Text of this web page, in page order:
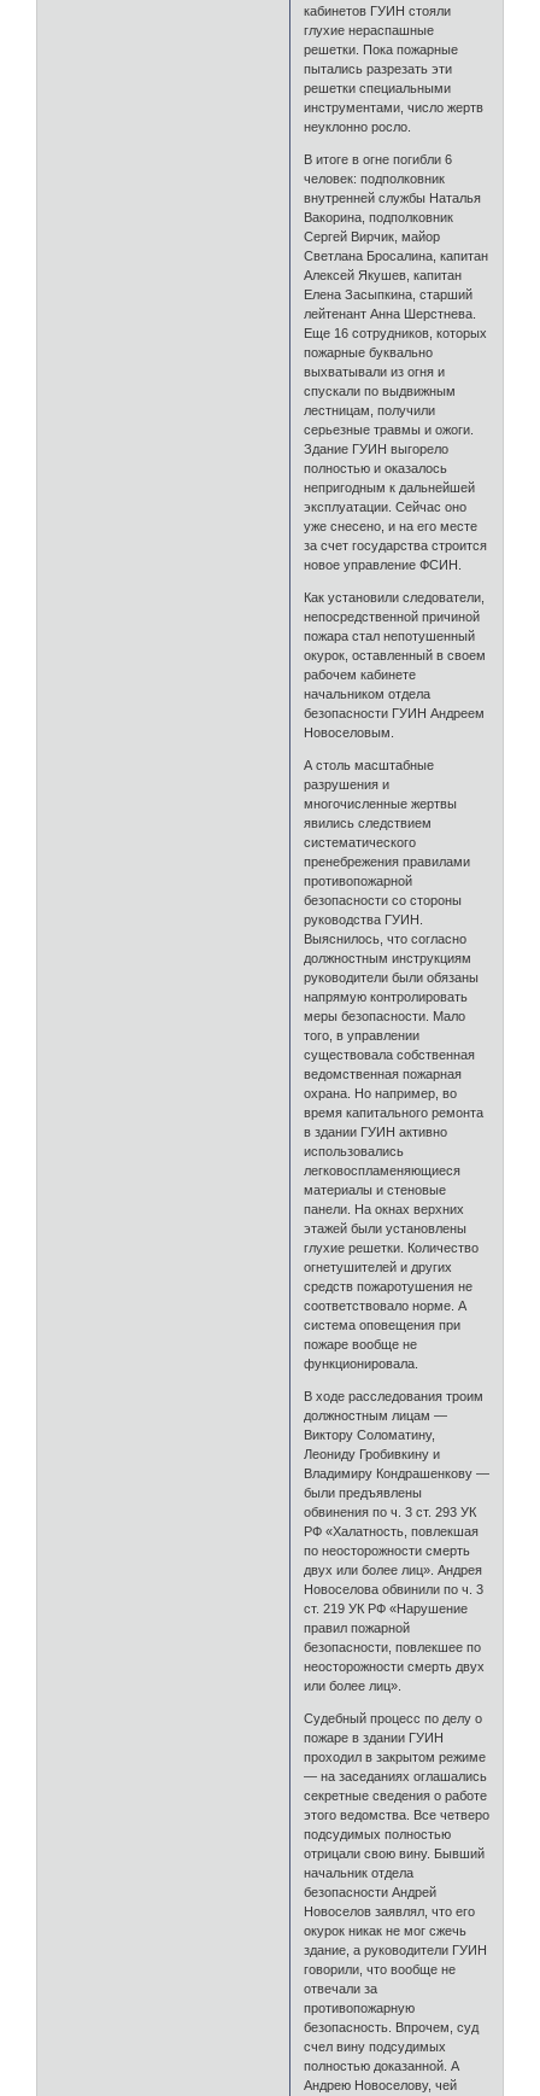
кабинетов ГУИН стояли
глухие нераспашные
решетки. Пока пожарные
пытались разрезать эти
решетки специальными
инструментами, число жертв
неуклонно росло.
В итоге в огне погибли 6
человек: подполковник
внутренней службы Наталья
Вакорина, подполковник
Сергей Вирчик, майор
Светлана Бросалина, капитан
Алексей Якушев, капитан
Елена Засыпкина, старший
лейтенант Анна Шерстнева.
Еще 16 сотрудников, которых
пожарные буквально
выхватывали из огня и
спускали по выдвижным
лестницам, получили
серьезные травмы и ожоги.
Здание ГУИН выгорело
полностью и оказалось
непригодным к дальнейшей
эксплуатации. Сейчас оно
уже снесено, и на его месте
за счет государства строится
новое управление ФСИН.
Как установили следователи,
непосредственной причиной
пожара стал непотушенный
окурок, оставленный в своем
рабочем кабинете
начальником отдела
безопасности ГУИН Андреем
Новоселовым.
А столь масштабные
разрушения и
многочисленные жертвы
явились следствием
систематического
пренебрежения правилами
противопожарной
безопасности со стороны
руководства ГУИН.
Выяснилось, что согласно
должностным инструкциям
руководители были обязаны
напрямую контролировать
меры безопасности. Мало
того, в управлении
существовала собственная
ведомственная пожарная
охрана. Но например, во
время капитального ремонта
в здании ГУИН активно
использовались
легковоспламеняющиеся
материалы и стеновые
панели. На окнах верхних
этажей были установлены
глухие решетки. Количество
огнетушителей и других
средств пожаротушения не
соответствовало норме. А
система оповещения при
пожаре вообще не
функционировала.
В ходе расследования троим
должностным лицам —
Виктору Соломатину,
Леониду Гробивкину и
Владимиру Кондрашенкову —
были предъявлены
обвинения по ч. 3 ст. 293 УК
РФ «Халатность, повлекшая
по неосторожности смерть
двух или более лиц». Андрея
Новоселова обвинили по ч. 3
ст. 219 УК РФ «Нарушение
правил пожарной
безопасности, повлекшее по
неосторожности смерть двух
или более лиц».
Судебный процесс по делу о
пожаре в здании ГУИН
проходил в закрытом режиме
— на заседаниях оглашались
секретные сведения о работе
этого ведомства. Все четверо
подсудимых полностью
отрицали свою вину. Бывший
начальник отдела
безопасности Андрей
Новоселов заявлял, что его
окурок никак не мог сжечь
здание, а руководители ГУИН
говорили, что вообще не
отвечали за
противопожарную
безопасность. Впрочем, суд
счел вину подсудимых
полностью доказанной. А
Андрею Новоселову, чей